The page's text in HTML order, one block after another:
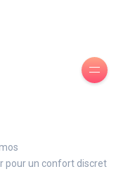
pour un confort discret